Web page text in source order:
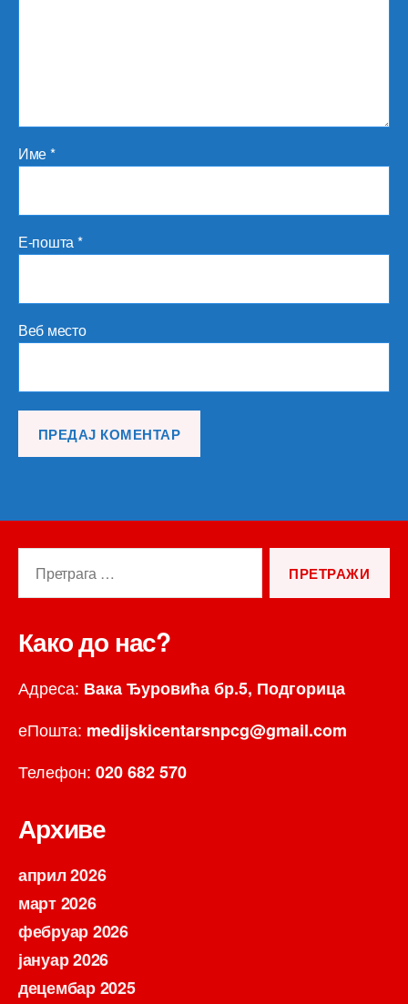
Име*
Е-пошта*
Веб место
Како до нас?
Адреса: Вака Ђуровића бр.5, Подгорица
еПошта: medijskicentarsnpcg@gmail.com
Телефон: 020 682 570
Архиве
април 2026
март 2026
фебруар 2026
јануар 2026
децембар 2025